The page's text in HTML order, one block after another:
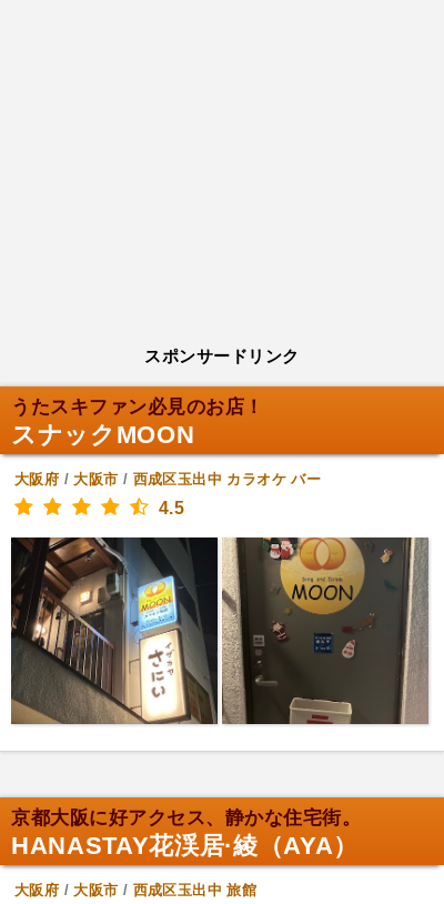
スポンサードリンク
うたスキファン必見のお店！
スナックMOON
大阪府 /大阪市 / 西成区玉出中 カラオケ バー
4.5
京都大阪に好アクセス、静かな住宅街。
HANASTAY花渓居·綾（AYA）
大阪府 /大阪市 / 西成区玉出中 旅館